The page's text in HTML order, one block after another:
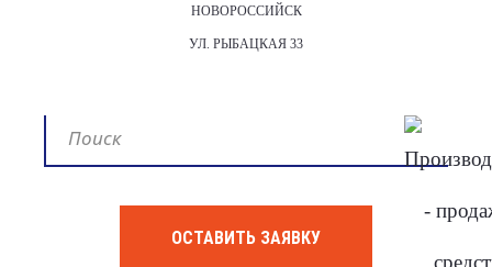
НОВОРОССИЙСК
УЛ. РЫБАЦКАЯ 33
ОСТАВИТЬ ЗАЯВКУ